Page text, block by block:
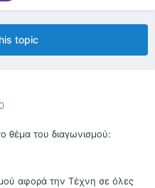
topic
θέμα του διαγωνισμού:
αφορά την Τέχνη σε όλες